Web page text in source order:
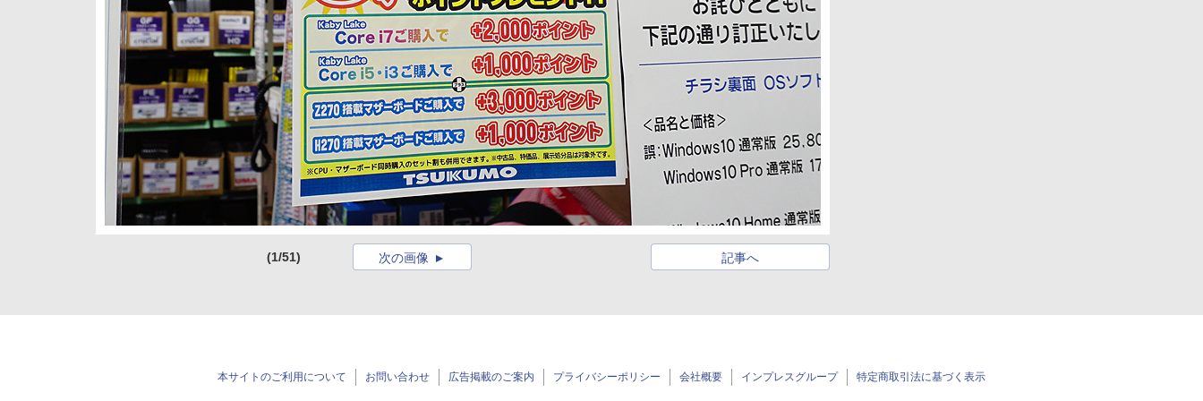
(1/51) 記事へ
次の画像
本サイトのご利用について お問い合わせ 広告掲載のご案内 プライバシーポリシー 会社概要 インプレスグループ 特定商取引法に基づく表示